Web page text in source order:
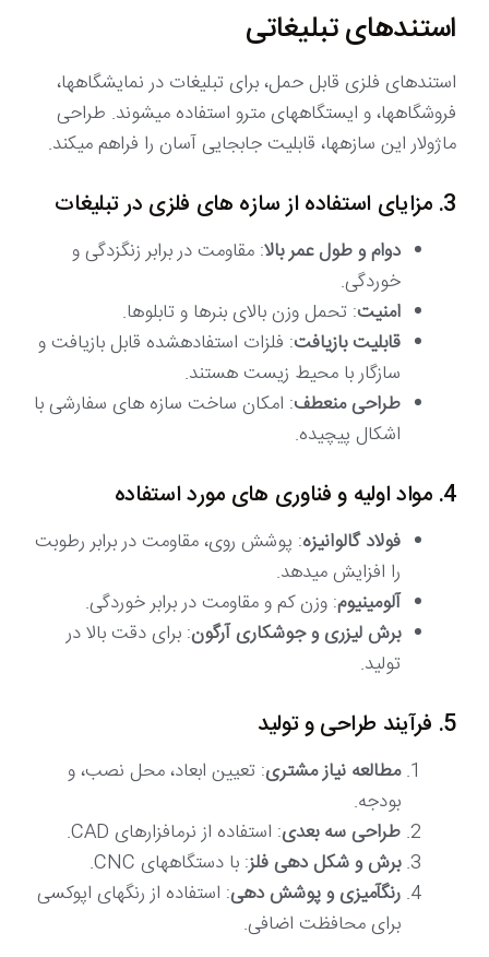
استندهای تبلیغاتی
استندهای فلزی قابل حمل، برای تبلیغات در نمایشگاهها،
فروشگاهها، و ایستگاههای مترو استفاده میشوند. طراحی
ماژولار این سازهها، قابلیت جابجایی آسان را فراهم میکند.
3. مزایای استفاده از سازه های فلزی در تبلیغات
دوام و طول عمر بالا: مقاومت در برابر زنگزدگی و
خوردگی.
امنیت: تحمل وزن بالای بنرها و تابلوها.
قابلیت بازیافت: فلزات استفادهشده قابل بازیافت و
سازگار با محیط زیست هستند.
طراحی منعطف: امکان ساخت سازه های سفارشی با
اشکال پیچیده.
4. مواد اولیه و فناوری های مورد استفاده
فولاد گالوانیزه: پوشش روی، مقاومت در برابر رطوبت
را افزایش میدهد.
آلومینیوم: وزن کم و مقاومت در برابر خوردگی.
برش لیزری و جوشکاری آرگون: برای دقت بالا در
تولید.
5. فرآیند طراحی و تولید
مطالعه نیاز مشتری: تعیین ابعاد، محل نصب، و
بودجه.
طراحی سه بعدی: استفاده از نرمافزارهای CAD.
برش و شکل دهی فلز: با دستگاههای CNC.
رنگآمیزی و پوشش دهی: استفاده از رنگهای اپوکسی
برای محافظت اضافی.